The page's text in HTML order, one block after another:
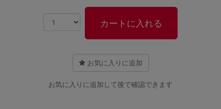
カートに入れる
お気に入りに追加
お気に入りに追加して後で確認できます